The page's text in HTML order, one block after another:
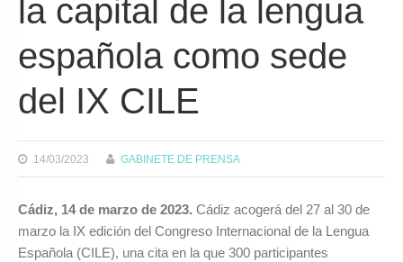
la capital de la lengua
española como sede
del IX CILE
14/03/2023 GABINETE DE PRENSA
Cádiz, 14 de marzo de 2023. Cádiz acogerá del 27 al 30 de
marzo la IX edición del Congreso Internacional de la Lengua
Española (CILE), una cita en la que 300 participantes